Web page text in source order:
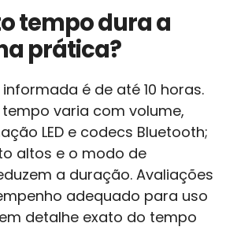
tempo dura a
prática?
é de até 10 horas.
varia com volume,
LED e codecs Bluetooth;
altos e o modo de
a duração. Avaliações
adequado para uso
detalhe exato do tempo